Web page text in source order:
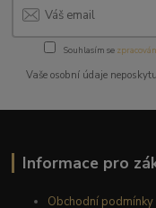
Souhlasím se
Vaše osobní údaje
Informace pro
Obchodní podmínky